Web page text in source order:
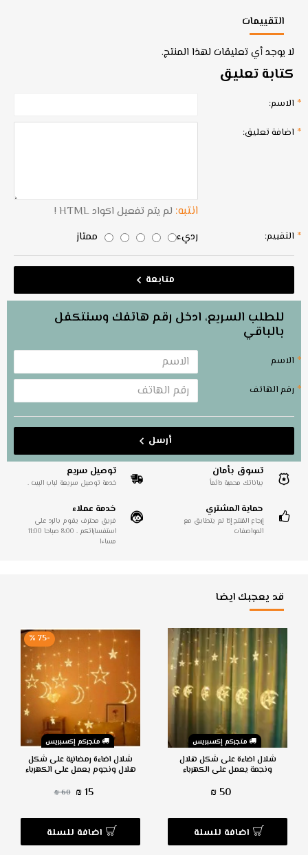
التقييمات
لا يوجد أي تعليقات لهذا المنتج.
كتابة تعليق
الاسم:
اضافة تعليق:
انتبه: لم يتم تفعيل اكواد HTML !
التقييم: رديء ممتاز
متابعة
للطلب السريع، ادخل رقم هاتفك وسنتكفل
بالباقي
الاسم
رقم الهاتف
أرسل
تسوق بأمان
بياناتك محمية دائماً
توصيل سريع
خدمة توصيل سريعة لباب البيت .
حماية المشتري
إرجاع المُنتج إذا لم يتطابق مع
المواصفات
خدمة عملاء
فريق محترف يقوم بالرد على
استفساراتكم . 8:00 صباحا 11:00
مساءا
قد يعجبك ايضا
متجركم إكسبريس
شلال اضاءة على شكل هلال
ونجمة يعمل على الكهرباء
50 ₪
اضافة للسلة
متجركم إكسبريس
-75 %
شلال اضاءة رمضانية على شكل
هلال ونجوم يعمل على الكهرباء
15 ₪
60 ₪
اضافة للسلة